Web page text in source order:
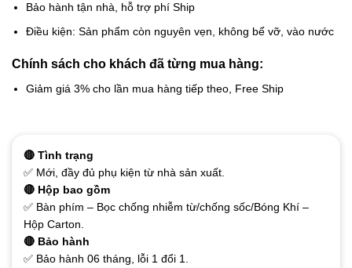
Bảo hành tận nhà, hỗ trợ phí Ship
Điều kiện: Sản phẩm còn nguyên vẹn, không bể vỡ, vào nước
Chính sách cho khách đã từng mua hàng:
Giảm giá 3% cho lần mua hàng tiếp theo, Free Ship
🔴 Tình trạng
✅ Mới, đầy đủ phụ kiện từ nhà sản xuất.
🔴 Hộp bao gồm
✅ Bàn phím – Bọc chống nhiễm từ/chống sốc/Bóng Khí –
Hộp Carton.
🔴 Bảo hành
✅ Bảo hành 06 tháng, lỗi 1 đổi 1.